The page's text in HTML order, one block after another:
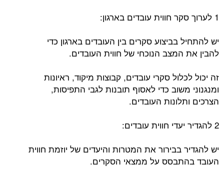
1 לערוך סקר חווית עובדים בארגון:
יש להתחיל בביצוע סקרים בין העובדים בארגון כדי
להבין את המצב הנוכחי של חווית העובדים.
זה יכול לכלול סקרי עובדים, קבוצות מיקוד, ראיונות
ומנגנוני משוב כדי לאסוף תובנות לגבי התפיסות,
הצרכים ותלונות העובדים.
2 להגדיר יעדי חווית עובדים:
יש להגדיר בבירור את המטרות והיעדים של יוזמת חווית
העובד בהתבסס על ממצאי הסקרים.